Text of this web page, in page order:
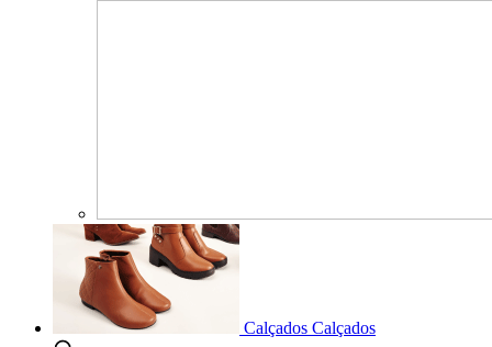
Calçados Calçados